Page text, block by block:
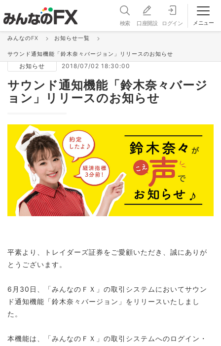
検索 口座開設 ログイン メニュー
お知らせ＆更新情報 一覧
みんなのFX お知らせ一覧
サウンド通知機能「鈴木奈々バージョン」リリースのお知らせ
お知らせ 2018/07/02 18:30:00
サウンド通知機能「鈴木奈々バージ
ョン」リリースのお知らせ
平素より、トレイダーズ証券をご愛顧いただき、誠にありが
とうございます。
6月30日、「みんなのＦＸ」の取引システムにおいてサウン
ド通知機能「鈴木奈々バージョン」をリリースいたしまし
た。
本機能は、「みんなのＦＸ」の取引システムへのログイン・